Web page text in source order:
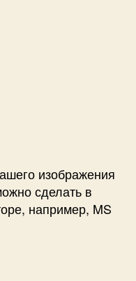
изображения
сделать в
например, MS